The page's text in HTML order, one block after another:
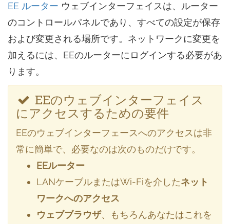
EE ルーター ウェブインターフェイスは、ルーター
のコントロールパネルであり、すべての設定が保存
および変更される場所です。ネットワークに変更を
加えるには、EEのルーターにログインする必要があ
ります。
EEのウェブインターフェイス
にアクセスするための要件
EEのウェブインターフェースへのアクセスは非
常に簡単で、必要なのは次のものだけです。
EEルーター
LANケーブルまたはWi-Fiを介したネット
ワークへのアクセス
ウェブブラウザ、もちろんあなたはこれを